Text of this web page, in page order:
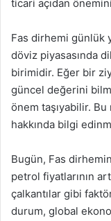
ticari açıdan
Fas dirhemi günlük
döviz piyasasında
birimidir. Eğer bir
güncel değerini
önem taşıyabilir.
hakkında bilgi
Bugün, Fas
petrol fiyatlarının
çalkantılar gibi
durum, global